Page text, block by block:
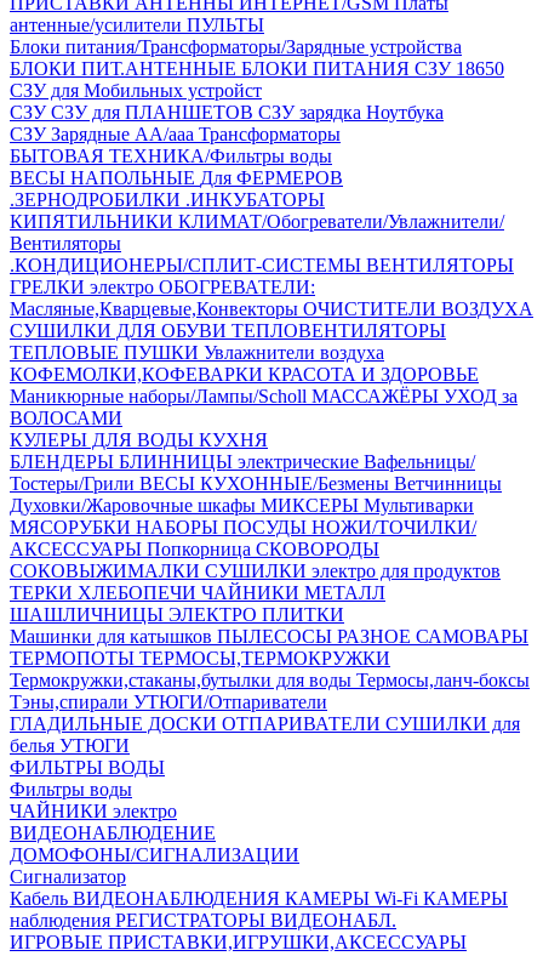
антенные/усилители ПУЛЬТЫ
Блоки питания/Трансформаторы/Зарядные устройства
БЛОКИ ПИТ.АНТЕННЫЕ БЛОКИ ПИТАНИЯ СЗУ 18650
СЗУ для Мобильных устройст
СЗУСЗУ для ПЛАНШЕТОВ СЗУ зарядка Ноутбука
СЗУ Зарядные АА/ааа Трансформаторы
БЫТОВАЯ ТЕХНИКА/Фильтры воды
ВЕСЫ НАПОЛЬНЫЕ Для ФЕРМЕРОВ
.ЗЕРНОДРОБИЛКИ .ИНКУБАТОРЫ
КИПЯТИЛЬНИКИ КЛИМАТ/Обогреватели/Увлажнители/
Вентиляторы
.КОНДИЦИОНЕРЫ/СПЛИТ-СИСТЕМЫ ВЕНТИЛЯТОРЫ
ГРЕЛКИ электро ОБОГРЕВАТЕЛИ:
Масляные,Кварцевые,Конвекторы ОЧИСТИТЕЛИ ВОЗДУХА
СУШИЛКИ ДЛЯ ОБУВИ ТЕПЛОВЕНТИЛЯТОРЫ
ТЕПЛОВЫЕ ПУШКИ Увлажнители воздуха
КОФЕМОЛКИ,КОФЕВАРКИ КРАСОТА И ЗДОРОВЬЕ
Маникюрные наборы/Лампы/Scholl МАССАЖЁРЫ УХОД за
ВОЛОСАМИ
КУЛЕРЫ ДЛЯ ВОДЫ КУХНЯ
БЛЕНДЕРЫ БЛИННИЦЫ электрические Вафельницы/
Тостеры/Грили ВЕСЫ КУХОННЫЕ/Безмены Ветчинницы
Духовки/Жаровочные шкафы МИКСЕРЫ Мультиварки
МЯСОРУБКИ НАБОРЫ ПОСУДЫ НОЖИ/ТОЧИЛКИ/
АКСЕССУАРЫ Попкорница СКОВОРОДЫ
СОКОВЫЖИМАЛКИ СУШИЛКИ электро для продуктов
ТЕРКИ ХЛЕБОПЕЧИ ЧАЙНИКИ МЕТАЛЛ
ШАШЛИЧНИЦЫ ЭЛЕКТРО ПЛИТКИ
Машинки для катышков ПЫЛЕСОСЫ РАЗНОЕ САМОВАРЫ
ТЕРМОПОТЫ ТЕРМОСЫ,ТЕРМОКРУЖКИ
Термокружки,стаканы,бутылки для воды Термосы,ланч-боксы
Тэны,спирали УТЮГИ/Отпариватели
ГЛАДИЛЬНЫЕ ДОСКИ ОТПАРИВАТЕЛИ СУШИЛКИ для
белья УТЮГИ
ФИЛЬТРЫ ВОДЫ
Фильтры воды
ЧАЙНИКИ электро
ВИДЕОНАБЛЮДЕНИЕ
ДОМОФОНЫ/СИГНАЛИЗАЦИИ
Сигнализатор
Кабель ВИДЕОНАБЛЮДЕНИЯ КАМЕРЫ Wi-Fi КАМЕРЫ
наблюдения РЕГИСТРАТОРЫ ВИДЕОНАБЛ.
ИГРОВЫЕ ПРИСТАВКИ,ИГРУШКИ,АКСЕССУАРЫ